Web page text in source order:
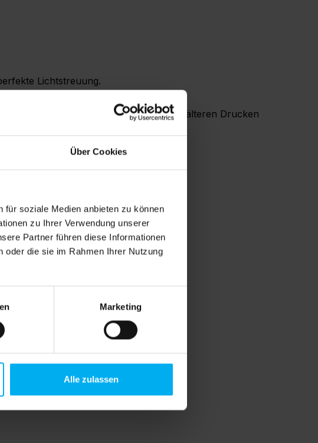
Über Cookies
für soziale Medien anbieten zu können
zu Ihrer Verwendung unserer
Partner führen diese Informationen
oder die sie im Rahmen Ihrer Nutzung
Marketing
Alle zulassen
Lichtstreuung.
Tinten und Materialien die Farben zu älteren Drucken